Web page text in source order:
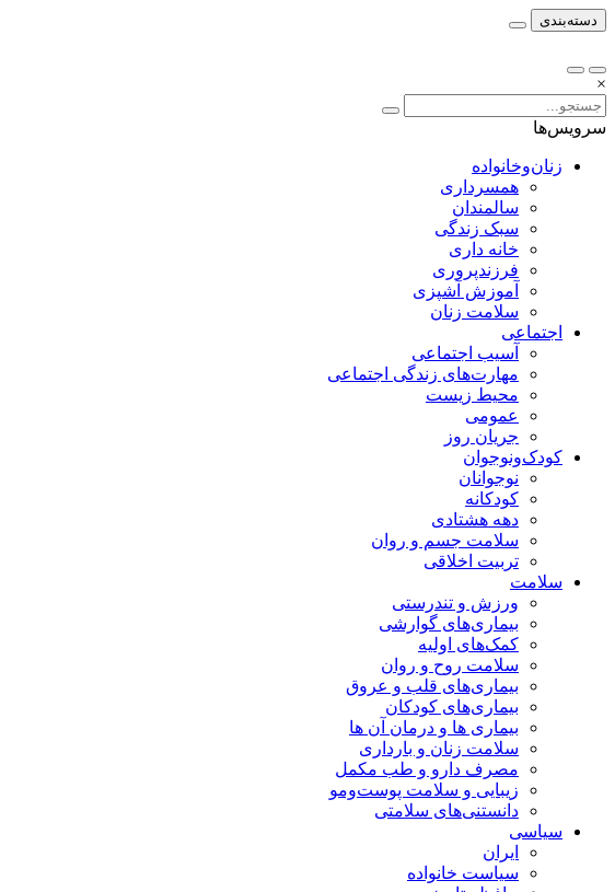
دسته‌بندی
×
سرویس‌ها
زنان‌وخانواده
همسرداری
سالمندان
سبک زندگی
خانه داری
فرزندپروری
آموزش آشپزی
سلامت زنان
اجتماعی
آسیب اجتماعی
مهارت‌های زندگی اجتماعی
محیط زیست
عمومی
جریان روز
کودک‌ونوجوان
نوجوانان
کودکانه
دهه هشتادی
سلامت جسم و روان
تربیت اخلاقی
سلامت
ورزش و تندرستی
بیماری‌های گوارشی
کمک‌های اولیه
سلامت روح و روان
بیماری‌های قلب و عروق
بیماری‌های کودکان
بیماری ها و درمان آن ها
سلامت زنان و بارداری
مصرف دارو و طب مکمل
زیبایی و سلامت پوست‌ومو
دانستنی‌های سلامتی
سیاسی
ایران
سیاست خانواده